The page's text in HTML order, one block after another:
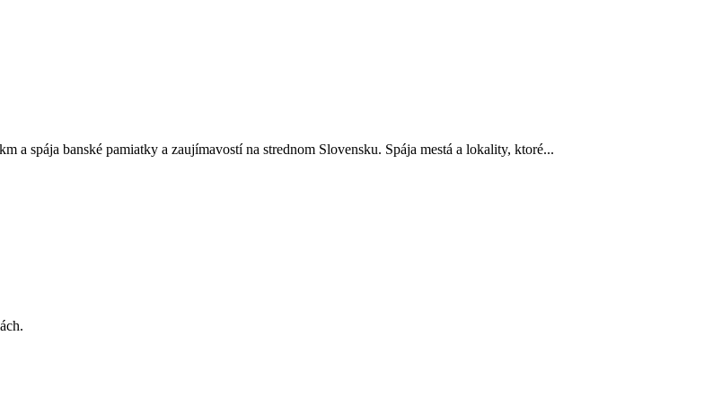
a spája banské pamiatky a zaujímavostí na strednom Slovensku. Spája mestá a lokality, ktoré...